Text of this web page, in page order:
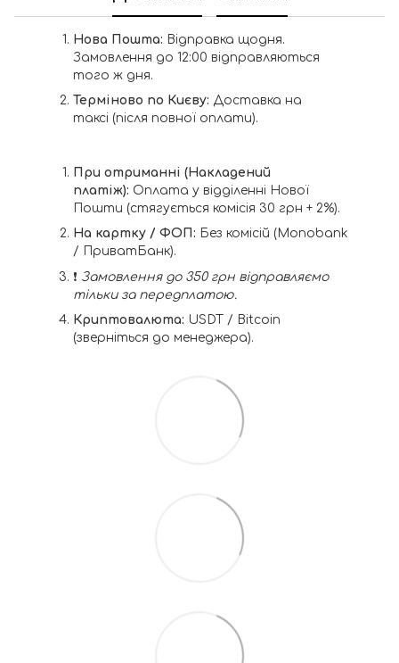
Нова Пошта: Відправка щодня.
Замовлення до 12:00 відправляються
того ж дня.
Терміново по Києву: Доставка на
таксі (після повної оплати).
При отриманні (Накладений
платіж): Оплата у відділенні Нової
Пошти (стягується комісія 30 грн + 2%).
На картку / ФОП: Без комісій (Monobank
/ ПриватБанк).
❗️ Замовлення до 350 грн відправляємо
тільки за передплатою.
Криптовалюта: USDT / Bitcoin
(зверніться до менеджера).